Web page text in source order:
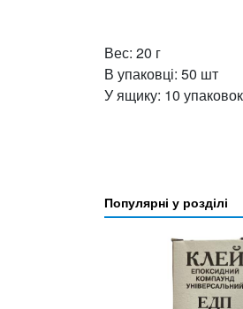
Вес: 20 г
В упаковці: 50 шт
У ящику: 10 упаковок
Популярні у розділі